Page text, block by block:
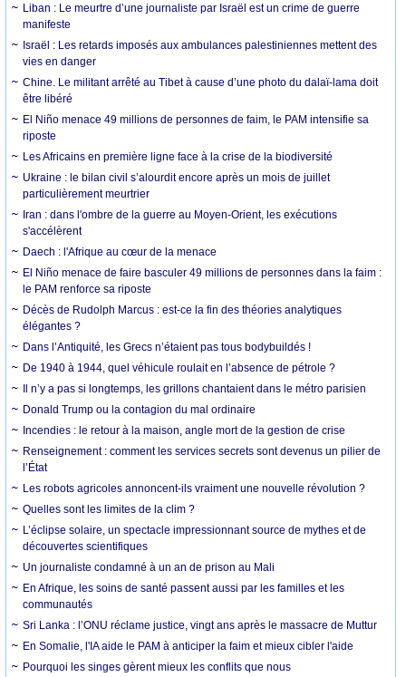
Liban : Le meurtre d’une journaliste par Israël est un crime de guerre
manifeste
Israël : Les retards imposés aux ambulances palestiniennes mettent des
vies en danger
Chine. Le militant arrêté au Tibet à cause d’une photo du dalaï-lama doit
être libéré
El Niño menace 49 millions de personnes de faim, le PAM intensifie sa
riposte
Les Africains en première ligne face à la crise de la biodiversité
Ukraine : le bilan civil s’alourdit encore après un mois de juillet
particulièrement meurtrier
Iran : dans l'ombre de la guerre au Moyen-Orient, les exécutions
s'accélèrent
Daech : l'Afrique au cœur de la menace
El Niño menace de faire basculer 49 millions de personnes dans la faim :
le PAM renforce sa riposte
Décès de Rudolph Marcus : est-ce la fin des théories analytiques
élégantes ?
Dans l’Antiquité, les Grecs n’étaient pas tous bodybuildés !
De 1940 à 1944, quel véhicule roulait en l’absence de pétrole ?
Il n’y a pas si longtemps, les grillons chantaient dans le métro parisien
Donald Trump ou la contagion du mal ordinaire
Incendies : le retour à la maison, angle mort de la gestion de crise
Renseignement : comment les services secrets sont devenus un pilier de
l’État
Les robots agricoles annoncent-ils vraiment une nouvelle révolution ?
Quelles sont les limites de la clim ?
L’éclipse solaire, un spectacle impressionnant source de mythes et de
découvertes scientifiques
Un journaliste condamné à un an de prison au Mali
En Afrique, les soins de santé passent aussi par les familles et les
communautés
Sri Lanka : l’ONU réclame justice, vingt ans après le massacre de Muttur
En Somalie, l'IA aide le PAM à anticiper la faim et mieux cibler l'aide
Pourquoi les singes gèrent mieux les conflits que nous